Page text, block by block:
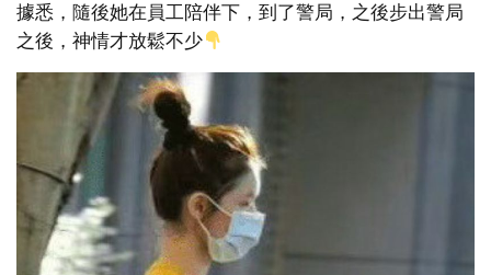
據悉，隨後她在員工陪伴下，到了警局，之後步出警局
之後，神情才放鬆不少